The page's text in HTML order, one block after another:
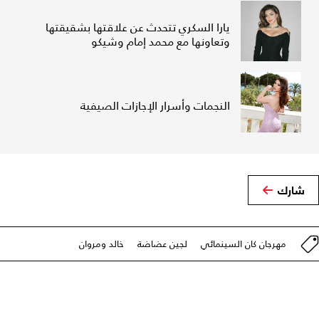
يارا السكري تتحدث عن علاقتها بشقيقتها
وتعاونها مع محمد إمام وشيكو
النجمات وأسرار الإجازات الصيفية
شارك
مهرجان كان السينمائي لجين عضاضة خالد ومروان